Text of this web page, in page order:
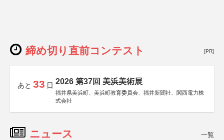
締め切り直前コンテスト [PR]
あと 33 日 2026 第37回 美浜美術展
福井県美浜町、美浜町教育委員会、福井新聞社、関西電力株
式会社
ニュース 一覧